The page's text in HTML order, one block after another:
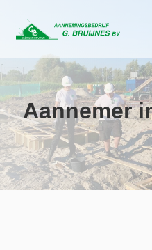
Aannemer